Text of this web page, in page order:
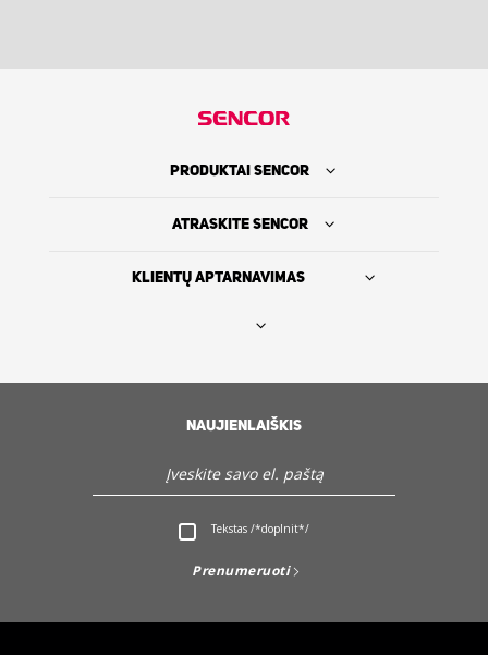
Servisas ir Klientų aptarnavimas
PRODUKTAI SENCOR
ATRASKITE SENCOR
KLIENTŲ APTARNAVIMAS
NAUJIENLAIŠKIS
Tekstas /*doplnit*/
Prenumeruoti